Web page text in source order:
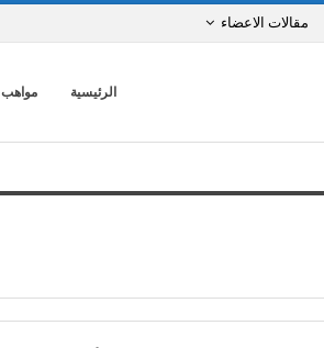
مقالات الاعضاء
الرئيسية مواهب